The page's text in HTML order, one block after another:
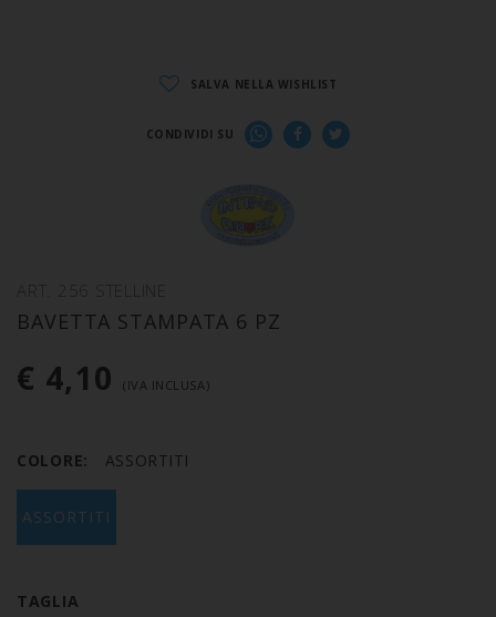
SALVA NELLA WISHLIST
CONDIVIDI SU
BAVETTA STAMPATA 6 PZ
€ 4,10 (IVA INCLUSA)
COLORE: ASSORTITI
ASSORTITI
TAGLIA